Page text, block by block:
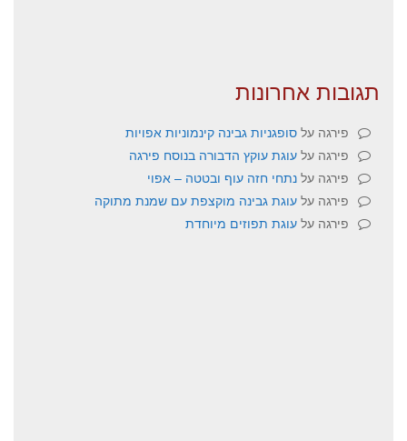
תגובות אחרונות
פירגה על סופגניות גבינה קינמוניות אפויות
פירגה על עוגת עוקץ הדבורה בנוסח פירגה
פירגה על נתחי חזה עוף ובטטה – אפוי
פירגה על עוגת גבינה מוקצפת עם שמנת מתוקה
פירגה על עוגת תפוזים מיוחדת